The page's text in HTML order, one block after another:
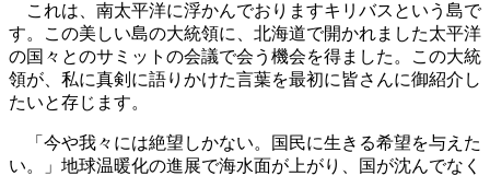
これは、南太平洋に浮かんでおりますキリバスという島で
す。この美しい島の大統領に、北海道で開かれました太平洋
の国々とのサミットの会議で会う機会を得ました。この大統
領が、私に真剣に語りかけた言葉を最初に皆さんに御紹介し
たいと存じます。
「今や我々には絶望しかない。国民に生きる希望を与えた
い。」地球温暖化の進展で海水面が上がり、国が沈んでなく